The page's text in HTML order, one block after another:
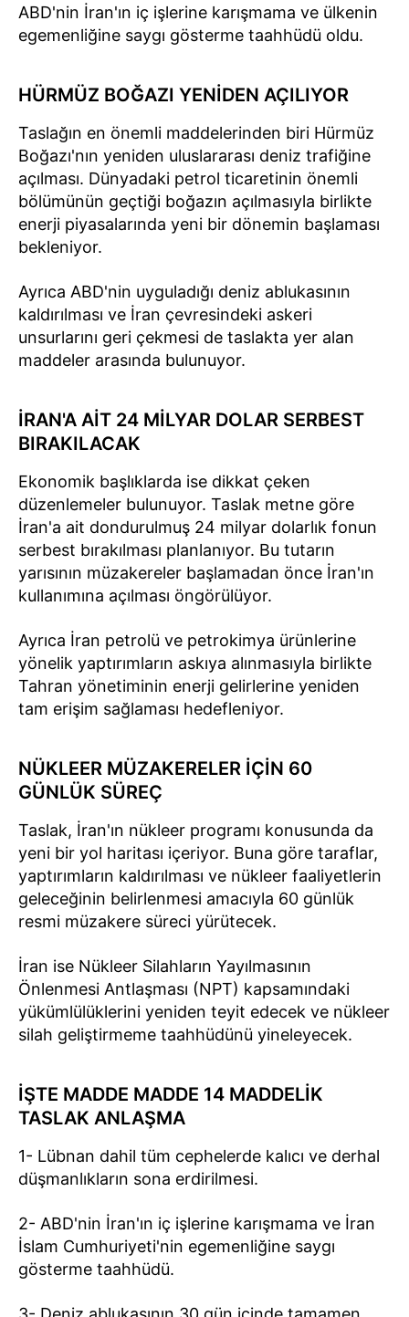
ABD'nin İran'ın iç işlerine karışmama ve ülkenin
egemenliğine saygı gösterme taahhüdü oldu.
HÜRMÜZ BOĞAZI YENİDEN AÇILIYOR
Taslağın en önemli maddelerinden biri Hürmüz
Boğazı'nın yeniden uluslararası deniz trafiğine
açılması. Dünyadaki petrol ticaretinin önemli
bölümünün geçtiği boğazın açılmasıyla birlikte
enerji piyasalarında yeni bir dönemin başlaması
bekleniyor.
Ayrıca ABD'nin uyguladığı deniz ablukasının
kaldırılması ve İran çevresindeki askeri
unsurlarını geri çekmesi de taslakta yer alan
maddeler arasında bulunuyor.
İRAN'A AİT 24 MİLYAR DOLAR SERBEST
BIRAKILACAK
Ekonomik başlıklarda ise dikkat çeken
düzenlemeler bulunuyor. Taslak metne göre
İran'a ait dondurulmuş 24 milyar dolarlık fonun
serbest bırakılması planlanıyor. Bu tutarın
yarısının müzakereler başlamadan önce İran'ın
kullanımına açılması öngörülüyor.
Ayrıca İran petrolü ve petrokimya ürünlerine
yönelik yaptırımların askıya alınmasıyla birlikte
Tahran yönetiminin enerji gelirlerine yeniden
tam erişim sağlaması hedefleniyor.
NÜKLEER MÜZAKERELER İÇİN 60
GÜNLÜK SÜREÇ
Taslak, İran'ın nükleer programı konusunda da
yeni bir yol haritası içeriyor. Buna göre taraflar,
yaptırımların kaldırılması ve nükleer faaliyetlerin
geleceğinin belirlenmesi amacıyla 60 günlük
resmi müzakere süreci yürütecek.
İran ise Nükleer Silahların Yayılmasının
Önlenmesi Antlaşması (NPT) kapsamındaki
yükümlülüklerini yeniden teyit edecek ve nükleer
silah geliştirmeme taahhüdünü yineleyecek.
İŞTE MADDE MADDE 14 MADDELİK
TASLAK ANLAŞMA
1- Lübnan dahil tüm cephelerde kalıcı ve derhal
düşmanlıkların sona erdirilmesi.
2- ABD'nin İran'ın iç işlerine karışmama ve İran
İslam Cumhuriyeti'nin egemenliğine saygı
gösterme taahhüdü.